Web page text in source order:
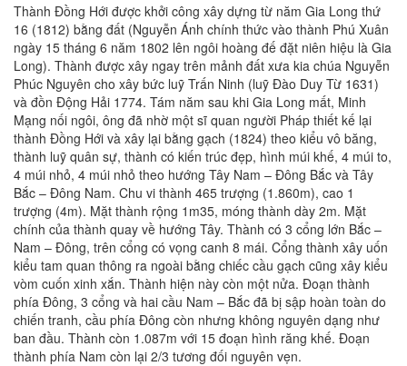
Thành Đồng Hới được khởi công xây dựng từ năm Gia Long thứ
16 (1812) bằng đất (Nguyễn Ánh chính thức vào thành Phú Xuân
ngày 15 tháng 6 năm 1802 lên ngôi hoàng đế đặt niên hiệu là Gia
Long). Thành được xây ngay trên mảnh đất xưa kia chúa Nguyễn
Phúc Nguyên cho xây bức luỹ Trấn Ninh (luỹ Đào Duy Từ 1631)
và đồn Động Hải 1774. Tám năm sau khi Gia Long mất, Minh
Mạng nối ngôi, ông đã nhờ một sĩ quan người Pháp thiết kế lại
thành Đồng Hới và xây lại bằng gạch (1824) theo kiểu vô băng,
thành luỹ quân sự, thành có kiến trúc đẹp, hình múi khế, 4 múi to,
4 múi nhỏ, 4 múi nhỏ theo hướng Tây Nam – Đông Bắc và Tây
Bắc – Đông Nam. Chu vi thành 465 trượng (1.860m), cao 1
trượng (4m). Mặt thành rộng 1m35, móng thành dày 2m. Mặt
chính của thành quay về hướng Tây. Thành có 3 cổng lớn Bắc –
Nam – Đông, trên cổng có vọng canh 8 mái. Cổng thành xây uốn
kiểu tam quan thông ra ngoài bằng chiếc cầu gạch cũng xây kiểu
vòm cuốn xinh xắn. Thành hiện này còn một nửa. Đoạn thành
phía Đông, 3 cổng và hai cầu Nam – Bắc đã bị sập hoàn toàn do
chiến tranh, cầu phía Đông còn nhưng không nguyên dạng như
ban đầu. Thành còn 1.087m với 15 đoạn hình răng khế. Đoạn
thành phía Nam còn lại 2/3 tương đối nguyên vẹn.